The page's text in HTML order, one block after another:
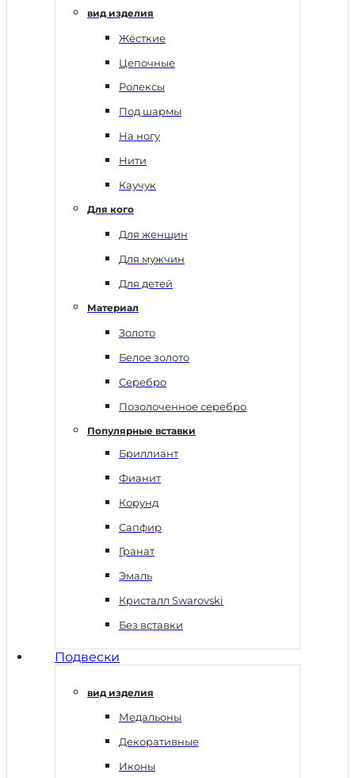
вид изделия
Жёсткие
Цепочные
Ролексы
Под шармы
На ногу
Нити
Каучук
Для кого
Для женщин
Для мужчин
Для детей
Материал
Золото
Белое золото
Серебро
Позолоченное серебро
Популярные вставки
Бриллиант
Фианит
Корунд
Сапфир
Гранат
Эмаль
Кристалл Swarovski
Без вставки
Подвески
вид изделия
Медальоны
Декоративные
Иконы